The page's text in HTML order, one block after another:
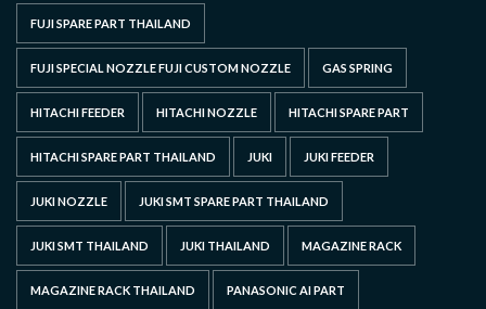
FUJI SPARE PART THAILAND
FUJI SPECIAL NOZZLE FUJI CUSTOM NOZZLE GAS SPRING
HITACHI FEEDER HITACHI NOZZLE HITACHI SPARE PART
HITACHI SPARE PART THAILAND JUKI JUKI FEEDER
JUKI NOZZLE JUKI SMT SPARE PART THAILAND
JUKI SMT THAILAND JUKI THAILAND MAGAZINE RACK
MAGAZINE RACK THAILAND PANASONIC AI PART